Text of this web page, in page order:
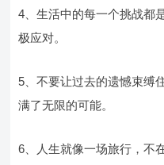
4、生活中的每一个挑战都
极应对。
5、不要让过去的遗憾束缚
满了无限的可能。
6、人生就像一场旅行，不